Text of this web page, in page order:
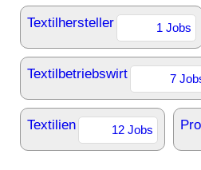
Textilhersteller 1 Jobs
Textilbetriebswirt 7
Textilien 12 Jobs